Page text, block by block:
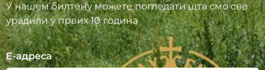
У нашем билтену можете погледати шта смо све
урадили у првих 10 година
Е-адреса